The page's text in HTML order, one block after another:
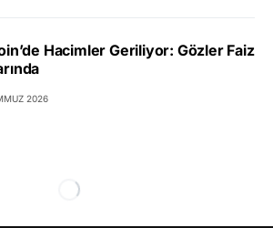
Hacimler Geriliyor: Gözler Faiz
2026